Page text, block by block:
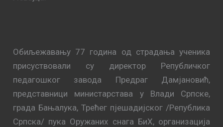
Обиљежавању 77 година од страдања ученика
присуствовали су директор Републичког
педагошког завода Предраг Дамјановић,
представници министарстава у Влади Српске,
града Бањалука, Трећег пјешадијског /Република
Српска/ пука Оружаних снага БиХ, организација